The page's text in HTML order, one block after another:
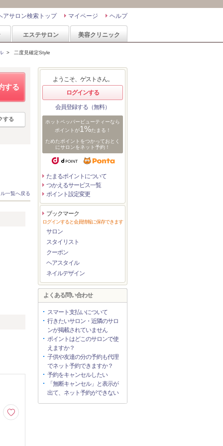
ヘルプ
マイページ
アサロン検索トップ
エステサロン 美容クリニック
> 二度見確定Style
する
する
一覧へ戻る
ようこそ、ゲストさん。
ログインする
会員登録する（無料）
ホットペッパービューティーなら
ポイントが1%たまる！
ためたポイントをつかっておとく
にサロンをネット予約！
たまるポイントについて
つかえるサービス一覧
ポイント設定変更
ブックマーク
ログインすると会員情報に保存できます
サロン
スタイリスト
クーポン
ヘアスタイル
ネイルデザイン
よくある問い合わせ
スマート支払いについて
行きたいサロン・近隣のサロ
ンが掲載されていません
ポイントはどこのサロンで使
えますか？
子供や友達の分の予約も代理
でネット予約できますか？
予約をキャンセルしたい
「無断キャンセル」と表示が
出て、ネット予約ができない